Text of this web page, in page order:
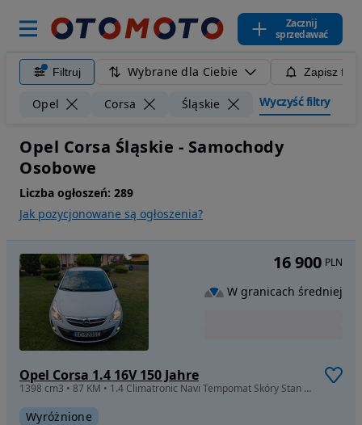
Zacznij
sprzedawać
Filtruj Wybrane dla Ciebie Zapisz
Opel Corsa Śląskie Wyczyść filtry
Opel Corsa Śląskie - Samochody
Osobowe
Liczba ogłoszeń: 289
Jak pozycjonowane są ogłoszenia?
Opel Corsa 1.4 16V 150 Jahre
1398 cm3 • 87 KM • 1.4 Climatronic Navi Tempomat Skóry Stan Bdb
Wyróżnione
16 900 PLN
W granicach średniej